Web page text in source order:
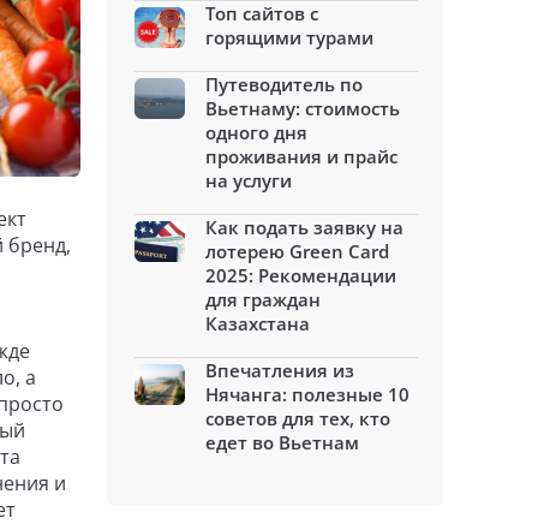
бренд,
а
и
Топ сайтов с
горящими турами
Путеводитель по
Вьетнаму: стоимость
одного дня
проживания и прайс
на услуги
Как подать заявку на
лотерею Green Card
2025: Рекомендации
для граждан
Казахстана
Впечатления из
Нячанга: полезные 10
советов для тех, кто
едет во Вьетнам